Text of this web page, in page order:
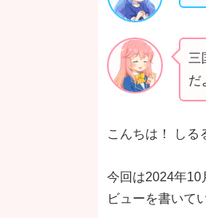
三
だ
こんちは！ しる
今回は2024年10
ビューを書いて